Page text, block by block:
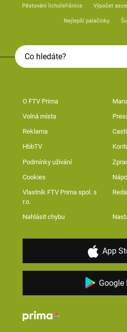
Pěstování lichořeřišnice Výpočet
Nejlepší palačinky
O FTV Prima
Volná místa
Reklama
HbbTV
Podmínky užívání
Cookies
Vlastník FTV Prima spol. s
r.o.
Nahlásit chybu
App
Google